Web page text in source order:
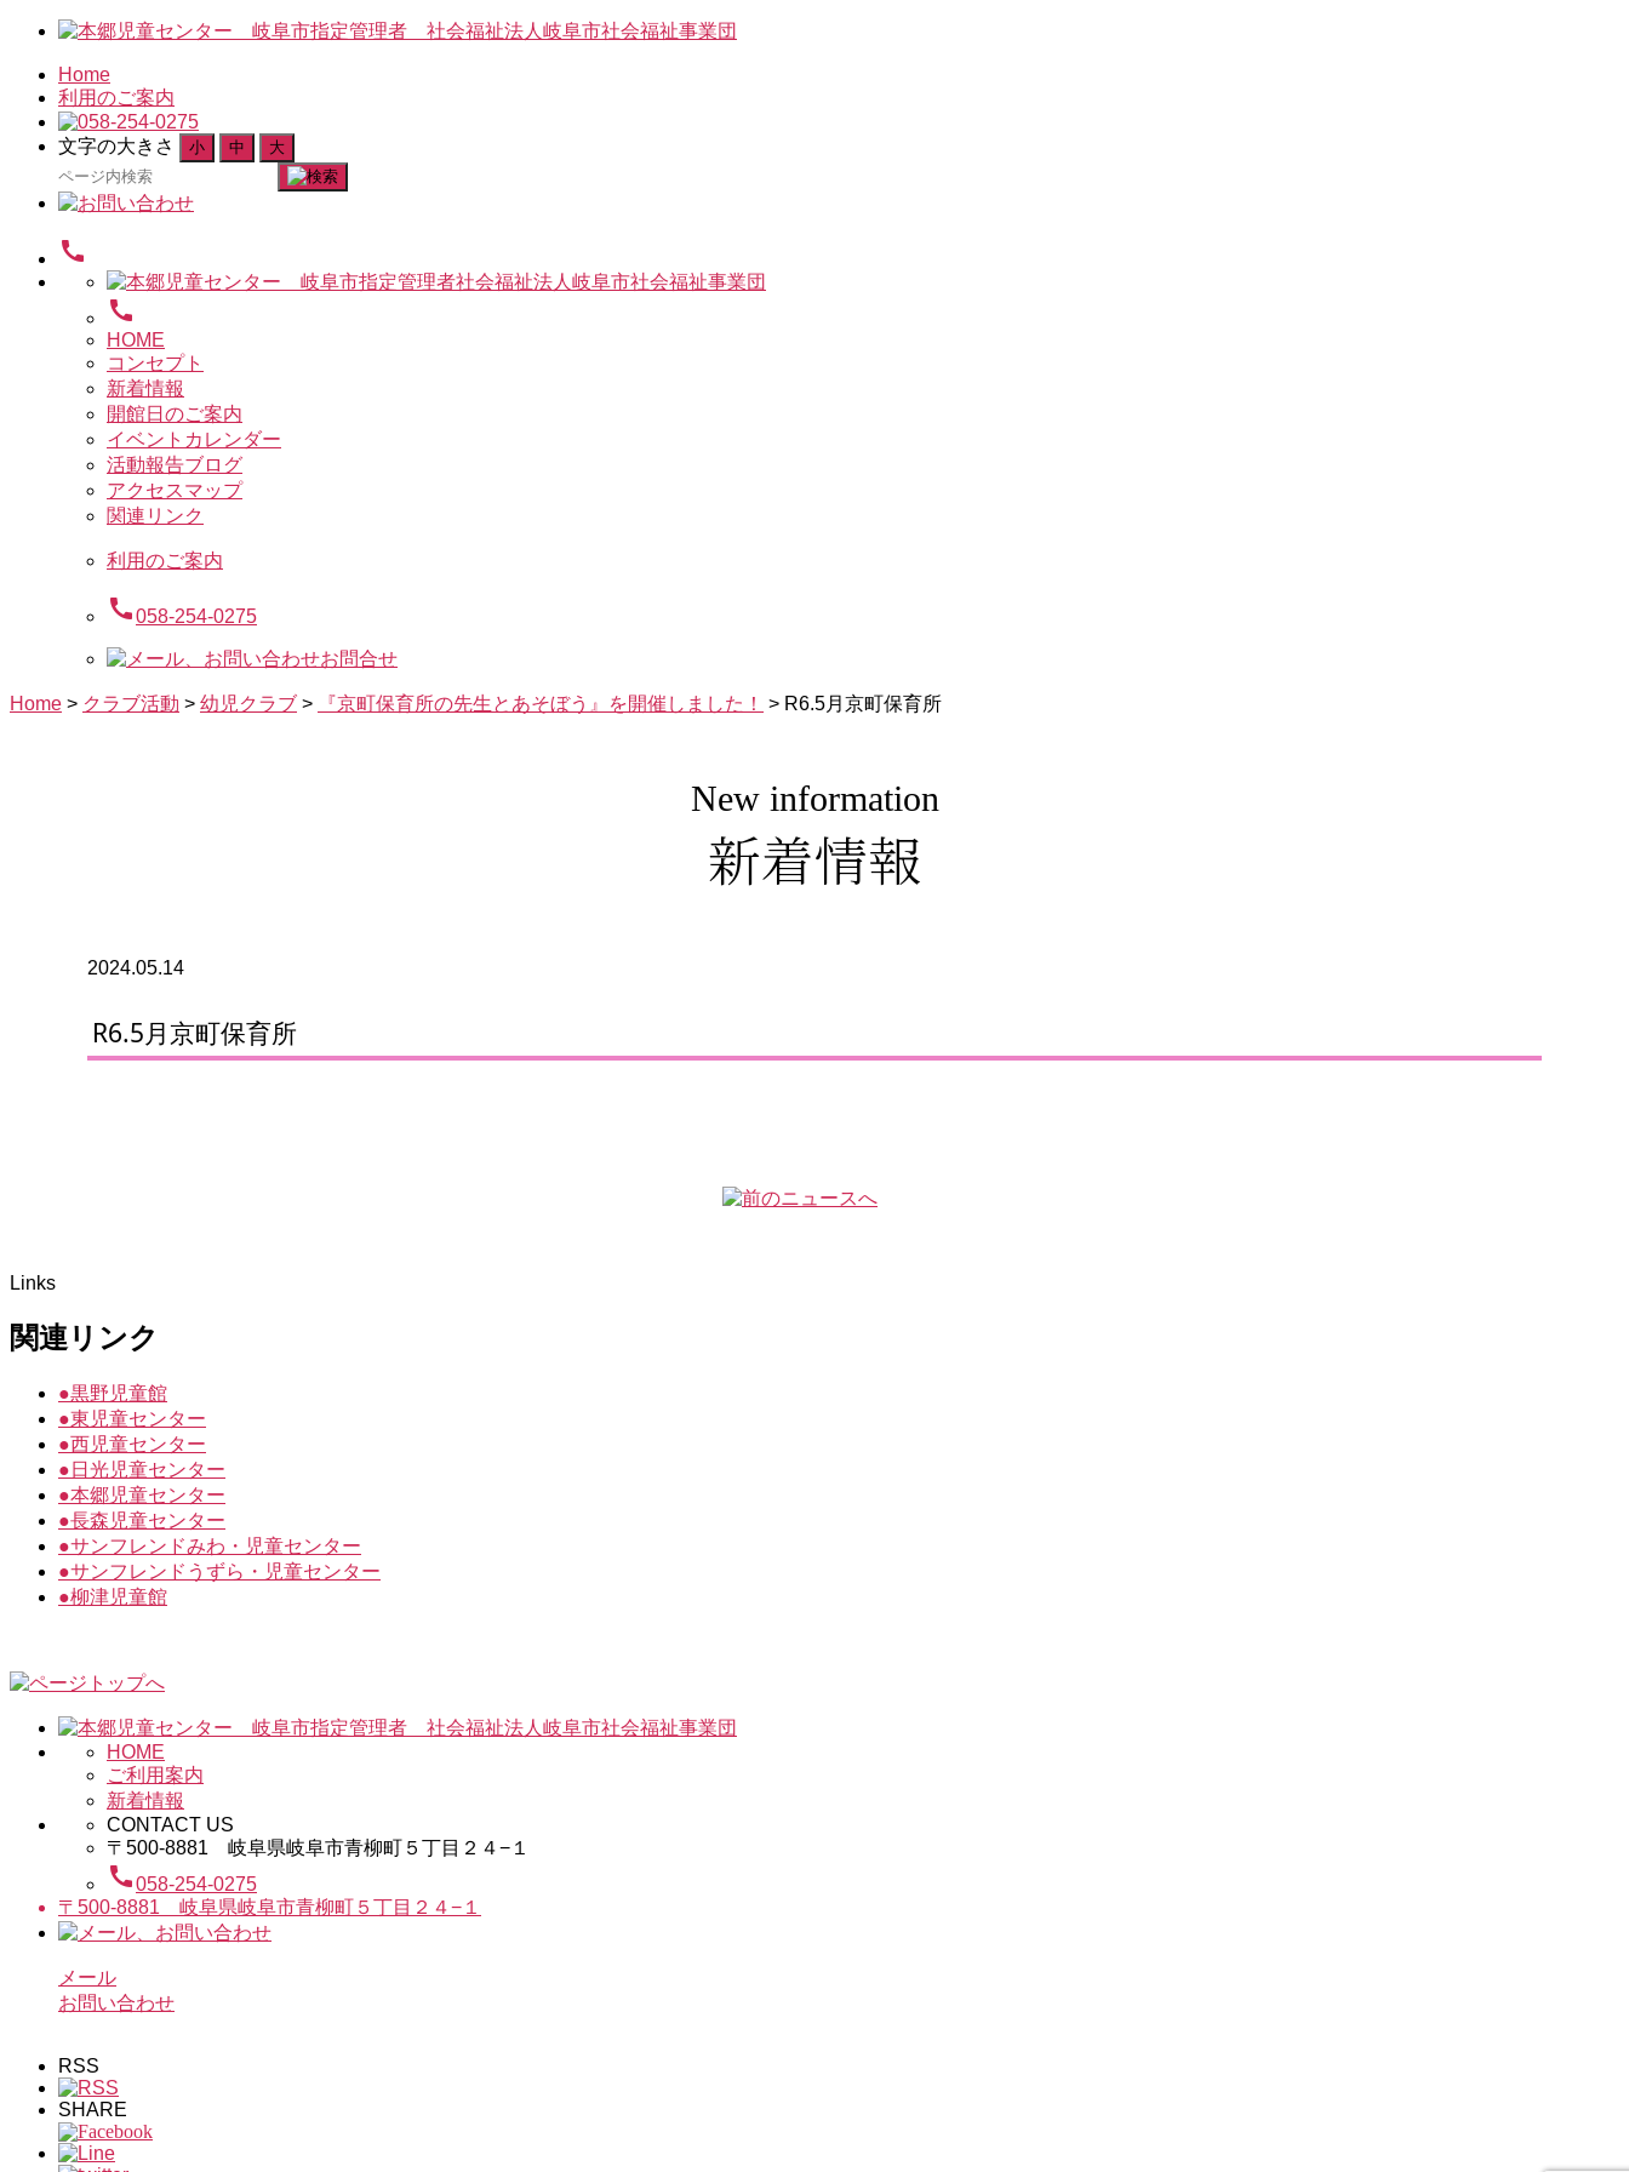
Home
利用のご案内
文字の大きさ 小 中 大
検
索
象:
call
call
HOME
コンセプト
新着情報
開館日のご案内
イベントカレンダー
活動報告ブログ
アクセスマップ
関連リンク
利用のご案内
call058-254-0275
お問合せ
Home > クラブ活動 > 幼児クラブ > 『京町保育所の先生とあそぼう』を開催しました！ > R6.5月京町保育所
New information
新着情報
2024.05.14
R6.5月京町保育所
Links
関連リンク
●黒野児童館
●東児童センター
●西児童センター
● 日光児童センター
●本郷児童センター
●長森児童センター
●サンフレンドみわ・児童センター
●サンフレンドうずら・児童センター
●柳津児童館
HOME
ご利用案内
新着情報
CONTACT US
〒500-8881 岐阜県岐阜市青柳町５丁目２４−１
call058-254-0275
〒500-8881 岐阜県岐阜市青柳町５丁目２４−１
メール
お問い合わせ
RSS
SHARE